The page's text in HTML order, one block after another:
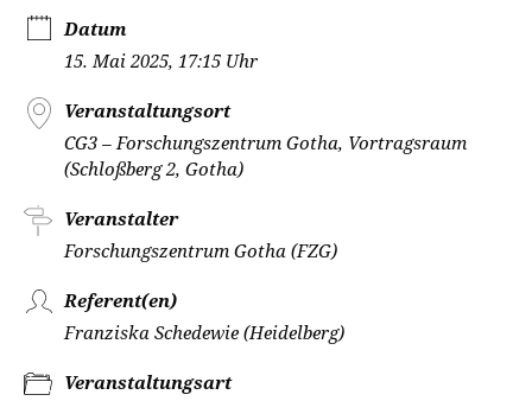
Datum
15. Mai 2025, 17:15 Uhr
Veranstaltungsort
CG3 – Forschungszentrum Gotha, Vortragsraum
(Schloßberg 2, Gotha)
Veranstalter
Forschungszentrum Gotha (FZG)
Referent(en)
Franziska Schedewie (Heidelberg)
Veranstaltungsart